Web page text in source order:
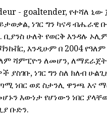
- goaltender, የተሻለ ኒው
ነገር ግን ካናዳ ብሔራዊ
ቢያንስ ሁለት የወርቅ እንዳሉ
እንዲሁም በ 2004
ሻምፒዮን ለመሆን, ለማደራጀት,
ያስገቡ, ነገር ግን ስለ ክለብ
ነበር ወደ ስታንሊ ዋንጫ እና
እውነታ የሆነውን ነበር
ቡድን.